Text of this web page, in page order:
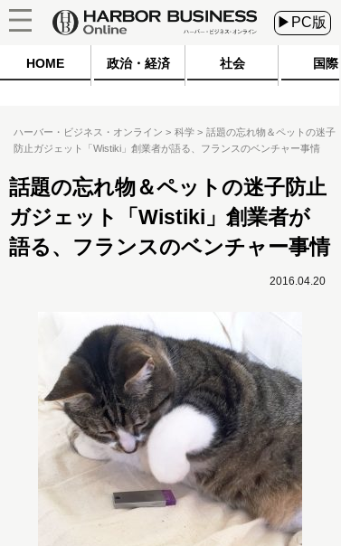
▶PC版
HOME 政治・経済 社会 国際
ハーバー・ビジネス・オンライン 科学
話題の忘れ物＆ペットの迷子
防止ガジェット「Wistiki」創業者が語る、フランスのベンチャー事情
話題の忘れ物＆ペットの迷子防止
ガジェット「Wistiki」創業者が
語る、フランスのベンチャー事情
2016.04.20